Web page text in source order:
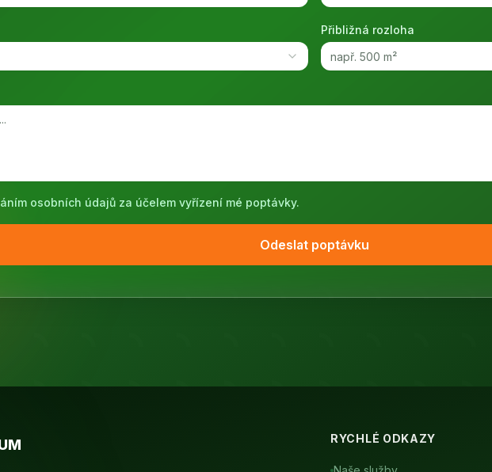
Přibližná rozloha
osobních údajů za účelem vyřízení mé poptávky.
Odeslat poptávku
RYCHLÉ ODKAZY